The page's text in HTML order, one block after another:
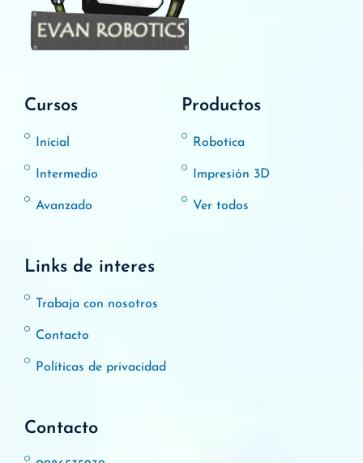
Cursos
Inicial
Intermedio
Avanzado
Productos
Robotica
Impresión 3D
Ver todos
Links de interes
Trabaja con nosotros
Contacto
Políticas de privacidad
Contacto